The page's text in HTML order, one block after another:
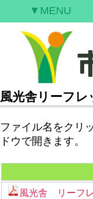
▼MENU
風光舎リーフレ
ファイル名をクリ
ドウで開きます。
風光舎 リーフ